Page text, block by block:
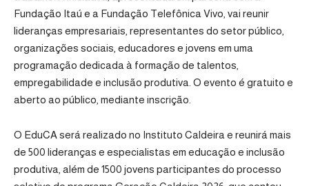
Fundação Itaú e a Fundação Telefônica Vivo, vai reunir
lideranças empresariais, representantes do setor público,
organizações sociais, educadores e jovens em uma
programação dedicada à formação de talentos,
empregabilidade e inclusão produtiva. O evento é gratuito e
aberto ao público, mediante inscrição
O EduCA será realizado no Instituto Caldeira e reunirá mais
de 500 lideranças e especialistas em educação e inclusão
produtiva, além de 1500 jovens participantes do processo